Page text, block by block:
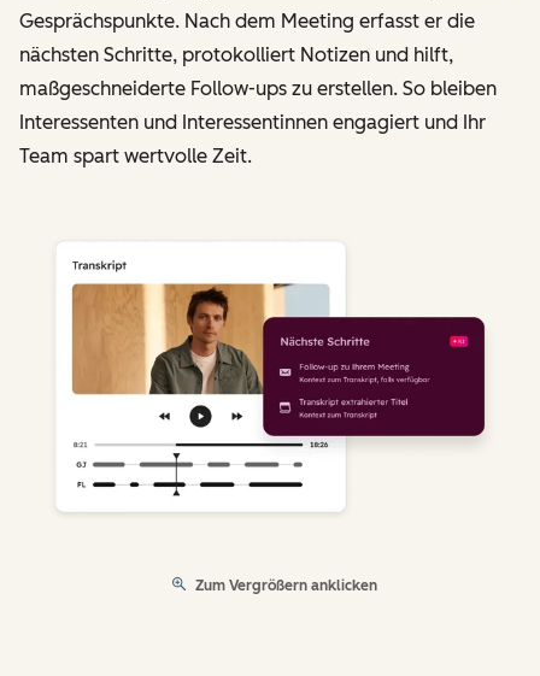
Gesprächspunkte. Nach dem Meeting erfasst er die
nächsten Schritte, protokolliert Notizen und hilft,
maßgeschneiderte Follow-ups zu erstellen. So bleiben
Interessenten und Interessentinnen engagiert und Ihr
Team spart wertvolle Zeit.
Zum Vergrößern anklicken